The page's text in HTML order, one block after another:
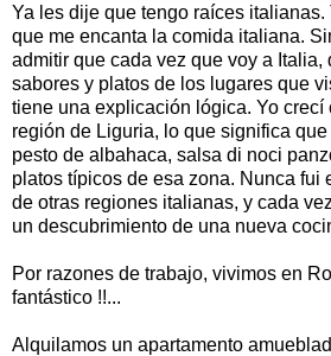
Ya les dije que tengo raíces italianas.
que me encanta la comida italiana.
admitir que cada vez que voy a Italia,
sabores y platos de los lugares que
tiene una explicación lógica. Yo crecí
región de Liguria, lo que significa
pesto de albahaca, salsa di noci
platos típicos de esa zona. Nunca fui
de otras regiones italianas, y cada
un descubrimiento de una nueva
Por razones de trabajo, vivimos en
fantástico !!...
Alquilamos un apartamento